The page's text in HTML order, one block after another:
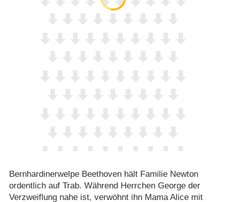
Bernhardinerwelpe Beethoven hält Familie Newton
ordentlich auf Trab. Während Herrchen George der
Verzweiflung nahe ist, verwöhnt ihn Mama Alice mit